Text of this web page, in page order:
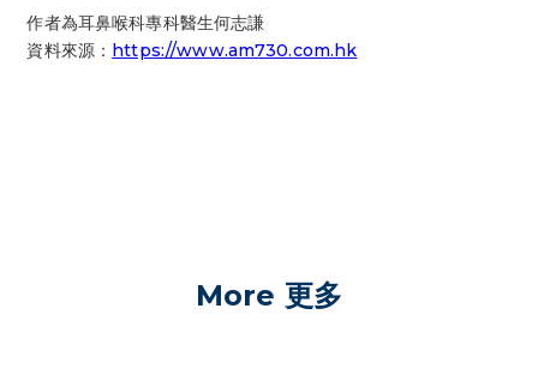
作者為耳鼻喉科專科醫生何志謙
資料來源： https://www.am730.com.hk
More 更多